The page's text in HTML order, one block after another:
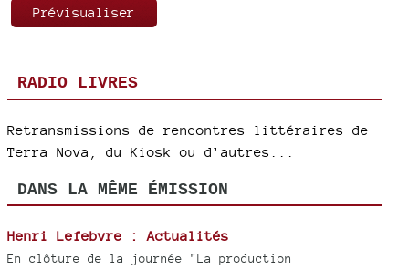
RADIO LIVRES
Retransmissions de rencontres littéraires de
Terra Nova, du Kiosk ou d’autres...
DANS LA MÊME ÉMISSION
Henri Lefebvre : Actualités
En clôture de la journée "La production